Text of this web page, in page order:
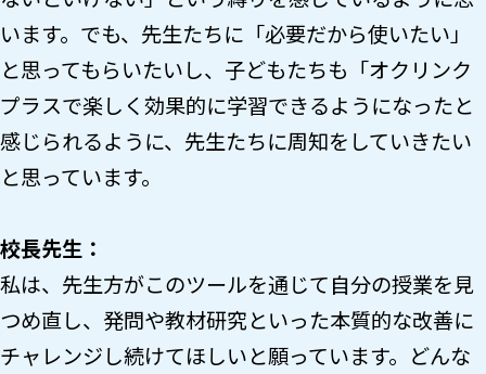
います。でも、先生たちに「必要だから使いたい」
と思ってもらいたいし、子どもたちも「オクリンク
プラスで楽しく効果的に学習できるようになったと
感じられるように、先生たちに周知をしていきたい
と思っています。
校長先生：
私は、先生方がこのツールを通じて自分の授業を見
つめ直し、発問や教材研究といった本質的な改善に
チャレンジし続けてほしいと願っています。どんな